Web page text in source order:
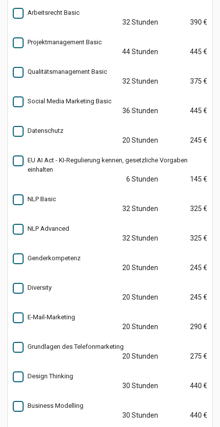
Arbeitsrecht Basic
32 Stunden 390 €
Projektmanagement Basic
44 Stunden 445 €
Qualitätsmanagement Basic
32 Stunden 375 €
Social Media Marketing Basic
36 Stunden 445 €
Datenschutz
20 Stunden 245 €
EU AI Act - KI-Regulierung kennen, gesetzliche Vorgaben
einhalten
6 Stunden 145 €
NLP Basic
32 Stunden 325 €
NLP Advanced
32 Stunden 325 €
Genderkompetenz
20 Stunden 245 €
Diversity
20 Stunden 245 €
E-Mail-Marketing
20 Stunden 290 €
Grundlagen des Telefonmarketing
20 Stunden 275 €
Design Thinking
30 Stunden 440 €
Business Modelling
30 Stunden 440 €